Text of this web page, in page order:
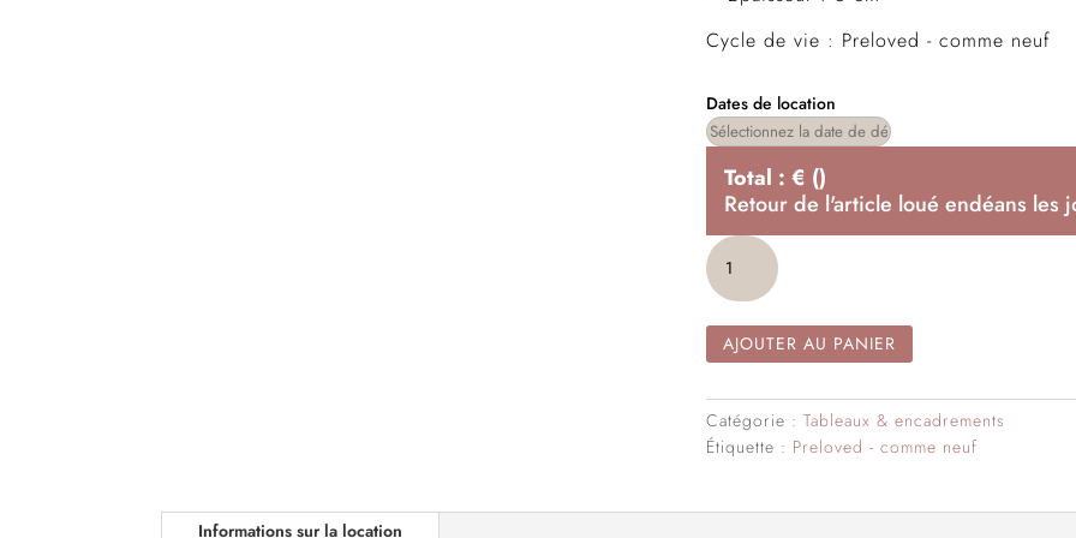
Cycle de vie : Preloved - comme neuf
Dates de location
Total :€ ()
Retour de l'article loué endéans les
quantité
de
Toile
imprimée
Terracotta
AJOUTER AU PANIER
Catégorie :Tableaux & encadrements
Étiquette : Preloved - comme neuf
Informations sur la location